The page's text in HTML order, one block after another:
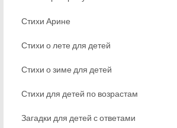
Стихи Арине
Стихи о лете для детей
Стихи о зиме для детей
Стихи для детей по возрастам
Загадки для детей с ответами